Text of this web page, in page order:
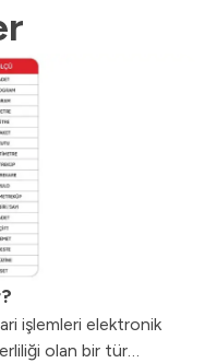
işlemleri elektronik
olan bir tür